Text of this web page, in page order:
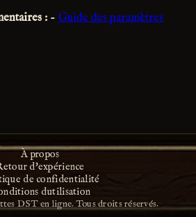
: - Guide des paramètres
À propos
d'expérience
de confidentialité
dutilisation
DST en ligne. Tous droits réservés.